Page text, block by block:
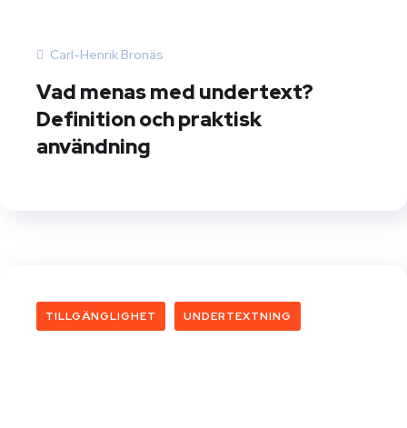
Carl-Henrik Bronäs
Vad menas med undertext?
Definition och praktisk
användning
TILLGÄNGLIGHET UNDERTEXTNING